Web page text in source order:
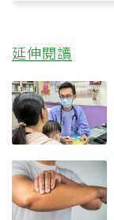
延伸閱讀